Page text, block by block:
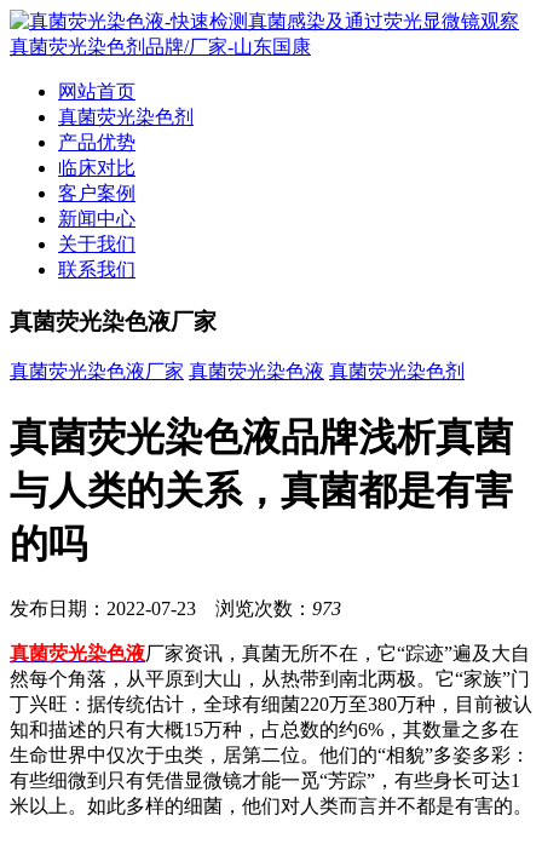
网站首页
真菌荧光染色剂
产品优势
临床对比
客户案例
新闻中心
关于我们
联系我们
真菌荧光染色液厂家
真菌荧光染色液厂家 真菌荧光染色液 真菌荧光染色剂
真菌荧光染色液品牌浅析真菌
与人类的关系，真菌都是有害
的吗
发布日期：2022-07-23 浏览次数： 973
真菌荧光染色液厂家资讯，真菌无所不在，它“踪迹”遍及大自
然每个角落，从平原到大山，从热带到南北两极。它“家族”门
丁兴旺：据传统估计，全球有细菌220万至380万种，目前被认
知和描述的只有大概15万种，占总数的约6%，其数量之多在
生命世界中仅次于虫类，居第二位。他们的“相貌”多姿多彩：
有些细微到只有凭借显微镜才能一觅“芳踪”，有些身长可达1
米以上。如此多样的细菌，他们对人类而言并不都是有害的。